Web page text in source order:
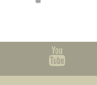
impeccabili..
impeccabili... complimenti !!